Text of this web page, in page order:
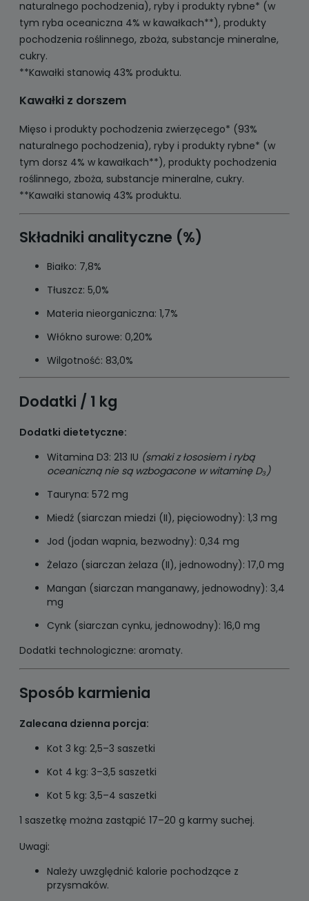
naturalnego pochodzenia), ryby i produkty rybne* (w
tym ryba oceaniczna 4% w kawałkach**), produkty
pochodzenia roślinnego, zboża, substancje mineralne,
cukry.
**Kawałki stanowią 43% produktu.
Kawałki z dorszem
Mięso i produkty pochodzenia zwierzęcego* (93%
naturalnego pochodzenia), ryby i produkty rybne* (w
tym dorsz 4% w kawałkach**), produkty pochodzenia
roślinnego, zboża, substancje mineralne, cukry.
**Kawałki stanowią 43% produktu.
Składniki analityczne (%)
Białko: 7,8%
Tłuszcz: 5,0%
Materia nieorganiczna: 1,7%
Włókno surowe: 0,20%
Wilgotność: 83,0%
Dodatki / 1 kg
Dodatki dietetyczne:
Witamina D3: 213 IU (smaki z łososiem i rybą
oceaniczną nie są wzbogacone w witaminę D₃)
Tauryna: 572 mg
Miedź (siarczan miedzi (II), pięciowodny): 1,3 mg
Jod (jodan wapnia, bezwodny): 0,34 mg
Żelazo (siarczan żelaza (II), jednowodny): 17,0 mg
Mangan (siarczan manganawy, jednowodny): 3,4
mg
Cynk (siarczan cynku, jednowodny): 16,0 mg
Dodatki technologiczne: aromaty.
Sposób karmienia
Zalecana dzienna porcja:
Kot 3 kg: 2,5–3 saszetki
Kot 4 kg: 3–3,5 saszetki
Kot 5 kg: 3,5–4 saszetki
1 saszetkę można zastąpić 17–20 g karmy suchej.
Uwagi:
Należy uwzględnić kalorie pochodzące z
przysmaków.